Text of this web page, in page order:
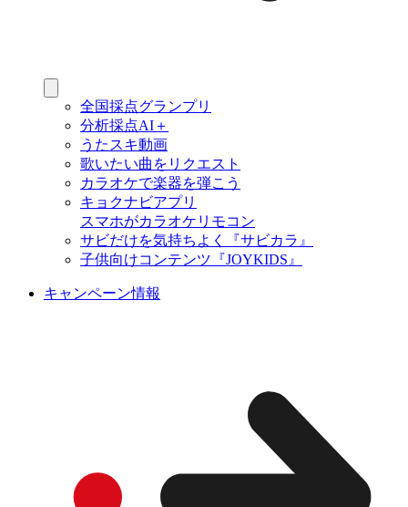
全国採点グランプリ
分析採点AI＋
うたスキ動画
歌いたい曲をリクエスト
カラオケで楽器を弾こう
キョクナビアプリ
スマホがカラオケリモコン
サビだけを気持ちよく『サビカラ』
子供向けコンテンツ『JOYKIDS』
キャンペーン情報